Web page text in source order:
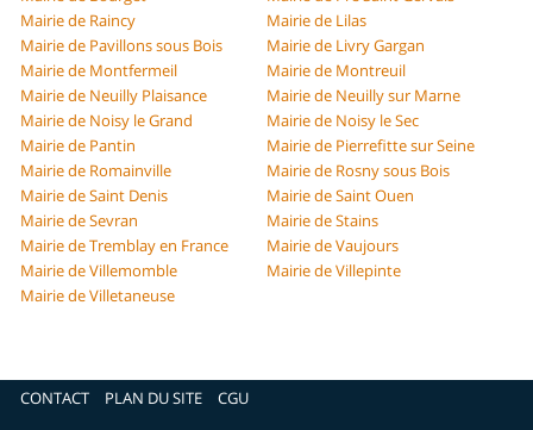
Mairie de Raincy
Mairie de Lilas
Mairie de Pavillons sous Bois
Mairie de Livry Gargan
Mairie de Montfermeil
Mairie de Montreuil
Mairie de Neuilly Plaisance
Mairie de Neuilly sur Marne
Mairie de Noisy le Grand
Mairie de Noisy le Sec
Mairie de Pantin
Mairie de Pierrefitte sur Seine
Mairie de Romainville
Mairie de Rosny sous Bois
Mairie de Saint Denis
Mairie de Saint Ouen
Mairie de Sevran
Mairie de Stains
Mairie de Tremblay en France
Mairie de Vaujours
Mairie de Villemomble
Mairie de Villepinte
Mairie de Villetaneuse
CONTACT PLAN DU SITE CGU